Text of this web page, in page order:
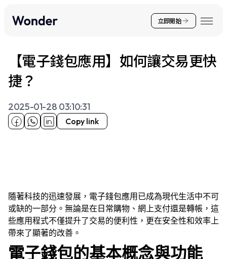
立即開始
【電子錢包應用】如何讓交易更快
捷？
2025-01-28 03:10:31
Copy link
隨著科技的迅速發展，電子錢包應用已成為現代生活中不可
或缺的一部分。無論是在日常購物、網上支付還是轉帳，這
些應用程式不僅提升了交易的便利性，更在安全性和效率上
帶來了顯著的改善。
電子錢包的基本概念與功能